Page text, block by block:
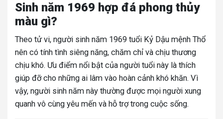
Sinh năm 1969 hợp đá phong thủy
màu gì?
Theo tử vi, người sinh năm 1969 tuổi Kỷ Dậu mệnh Thổ
nên có tính tình siêng năng, chăm chỉ và chịu thương
chịu khó. Ưu điểm nổi bật của người tuổi này là thích
giúp đỡ cho những ai lâm vào hoàn cảnh khó khăn. Vì
vậy, người sinh năm này thường được mọi người xung
quanh vô cùng yêu mến và hỗ trợ trong cuộc sống.